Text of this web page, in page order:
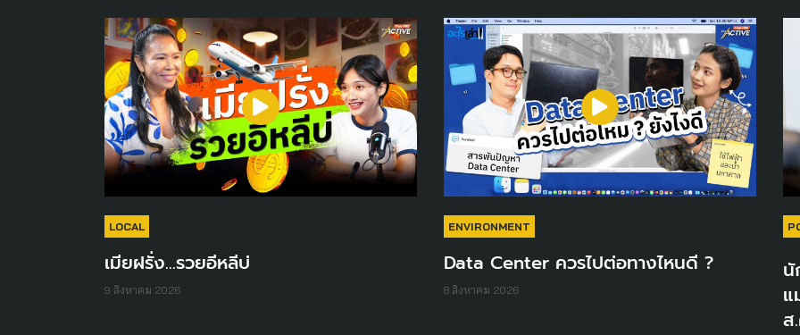
LOCAL
เมียฝรั่ง...รวยอีหลีบ่
9 สิงหาคม 2026
ENVIRONMENT
Data Center ควรไปต่อทางไหนดี ?
8 สิงหาคม 2026
นั
แ
ส